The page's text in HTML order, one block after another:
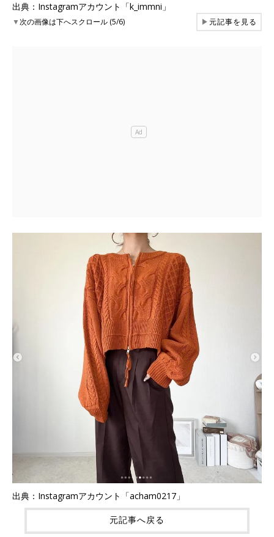
出典：Instagramアカウント「k_immni」
▼次の画像は下へスクロール (5/6) ▶元記事を見る
出典：Instagramアカウント「acham0217」
元記事へ戻る